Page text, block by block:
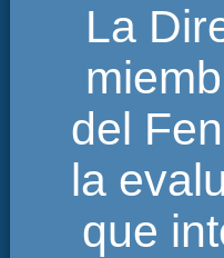
La
del
la
que